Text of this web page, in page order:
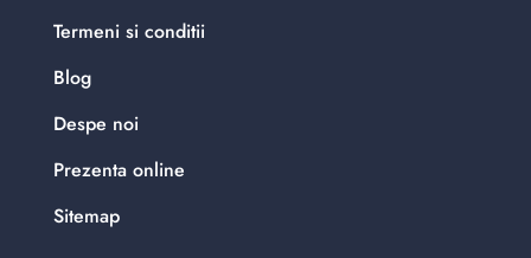
Termeni si conditii
Blog
Despe noi
Prezenta online
Sitemap